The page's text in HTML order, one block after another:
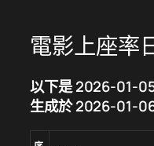
電影上座率
以下是 2026-01-
生成於 2026-01-